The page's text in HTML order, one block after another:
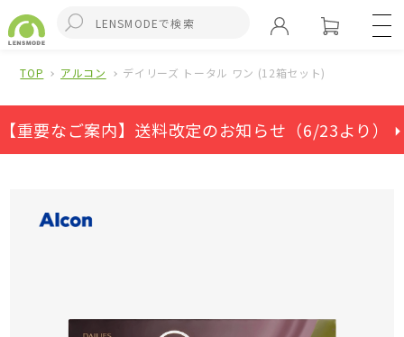
TOP アルコン デイリーズ トータル ワン (12箱セット)
【重要なご案内】送料改定のお知らせ（6/23より） ⏵